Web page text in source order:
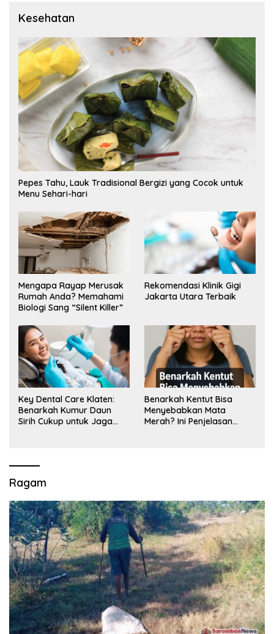
Kesehatan
Pepes Tahu, Lauk Tradisional Bergizi yang Cocok untuk
Menu Sehari-hari
Mengapa Rayap Merusak
Rumah Anda? Memahami
Biologi Sang “Silent Killer”
Rekomendasi Klinik Gigi
Jakarta Utara Terbaik
Key Dental Care Klaten:
Benarkah Kumur Daun
Sirih Cukup untuk Jaga
Benarkah Kentut Bisa
Menyebabkan Mata
Merah? Ini Penjelasan
Ragam